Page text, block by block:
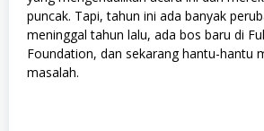
puncak. Tapi, tahun ini ada banyak
meninggal tahun lalu, ada bos baru di
Foundation, dan sekarang hantu-hantu
masalah.